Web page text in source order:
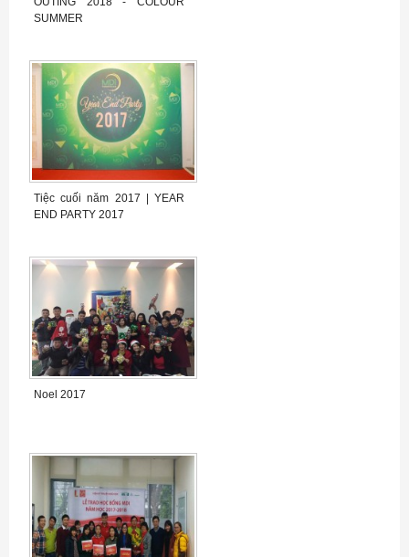
SUMMER
Tiệc cuối năm 2017 | YEAR
END PARTY 2017
Noel 2017